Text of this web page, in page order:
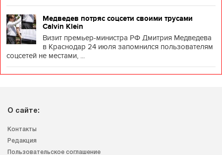
Медведев потряс соцсети своими трусами
Calvin Klein
Визит премьер-министра РФ Дмитрия Медведева
в Краснодар 24 июля запомнился пользователям
соцсетей не местами, ...
О сайте:
Контакты
Редакция
Пользовательское соглашение